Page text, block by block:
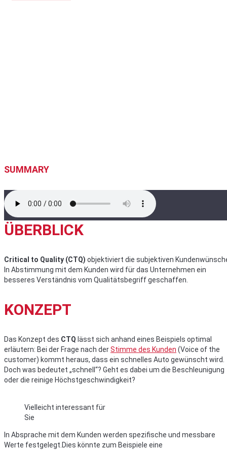
SUMMARY
ÜBERBLICK
Critical to Quality (CTQ) objektiviert die subjektiven
In Abstimmung mit dem Kunden wird für das Unternehmen ein
besseres Verständnis vom Qualitätsbegriff geschaffen.
KONZEPT
Das Konzept des CTQ lässt sich anhand eines Beispiels optimal
erläutern: Bei der Frage nach derStimme des Kunden (Voice of the
customer) kommt heraus, dass ein schnelles Auto gewünscht wird.
Doch was bedeutet „schnell“? Geht es dabei um die Beschleunigung
oder die reinige Höchstgeschwindigkeit?
Vielleicht interessant für
Sie
In Absprache mit dem Kunden werden spezifische und messbare
Werte festgelegt.Dies könnte zum Beispiele eine